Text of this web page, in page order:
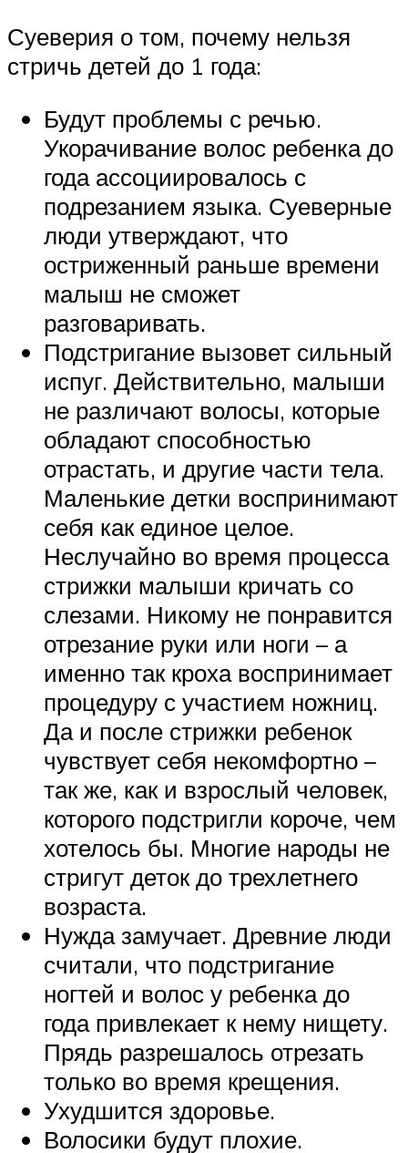
Суеверия о том, почему нельзя
стричь детей до 1 года:
Будут проблемы с речью.
Укорачивание волос ребенка до
года ассоциировалось с
подрезанием языка. Суеверные
люди утверждают, что
остриженный раньше времени
малыш не сможет
разговаривать.
Подстригание вызовет сильный
испуг. Действительно, малыши
не различают волосы, которые
обладают способностью
отрастать, и другие части тела.
Маленькие детки воспринимают
себя как единое целое.
Неслучайно во время процесса
стрижки малыши кричать со
слезами. Никому не понравится
отрезание руки или ноги – а
именно так кроха воспринимает
процедуру с участием ножниц.
Да и после стрижки ребенок
чувствует себя некомфортно –
так же, как и взрослый человек,
которого подстригли короче, чем
хотелось бы. Многие народы не
стригут деток до трехлетнего
возраста.
Нужда замучает. Древние люди
считали, что подстригание
ногтей и волос у ребенка до
года привлекает к нему нищету.
Прядь разрешалось отрезать
только во время крещения.
Ухудшится здоровье.
Волосики будут плохие.